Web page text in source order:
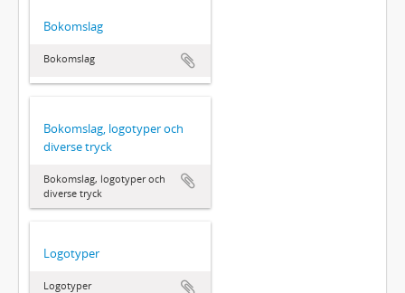
Bokomslag
Bokomslag
Bokomslag, logotyper och
diverse tryck
Bokomslag, logotyper och
diverse tryck
Logotyper
Logotyper